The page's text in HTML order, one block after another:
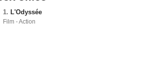
1. L'Odyssée
Film - Action